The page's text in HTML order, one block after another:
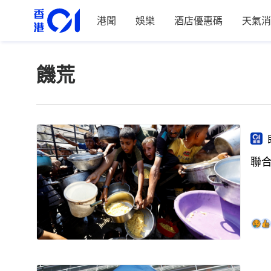
港聞 娛樂 酒店優惠碼 天氣
饑荒
聯